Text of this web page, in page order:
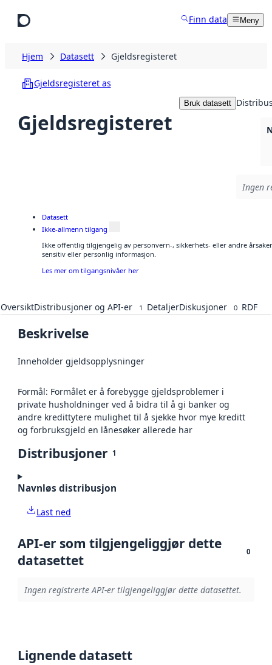
Finn data Meny
Hjem Datasett Gjeldsregisteret
Gjeldsregisteret as
Gjeldsregisteret
Bruk datasett
Ingen
Datasett
Ikke-allmenn tilgang
Ikke offentlig tilgjengelig av personvern-, sikkerhets- eller andre
sensitiv eller personlig informasjon.
Les mer om tilgangsnivåer her
OversiktDistribusjoner og API-er 1 DetaljerDiskusjoner 0 RDF
Beskrivelse
Inneholder gjeldsopplysninger
Formål: Formålet er å forebygge gjeldsproblemer i
private husholdninger ved å bidra til å gi banker og
andre kredittytere mulighet til å sjekke hvor mye kreditt
og forbruksgjeld en lånesøker allerede har
Distribusjoner 1
Navnløs distribusjon
Last ned
API-er som tilgjengeliggjør dette
datasettet
0
Ingen registrerte API-er tilgjengeliggjør dette datasettet.
Lignende datasett